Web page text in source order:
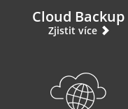
Cloud Backup
Zjistit více